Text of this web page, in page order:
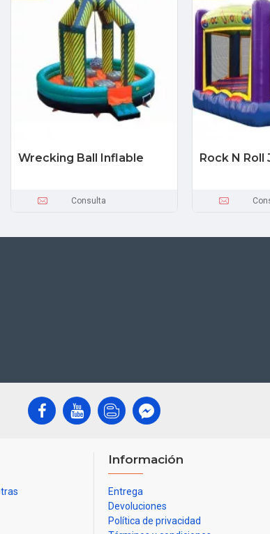
Wrecking Ball Inflable
Consulta
Rock N
Información
Entrega
Devoluciones
Política de privacidad